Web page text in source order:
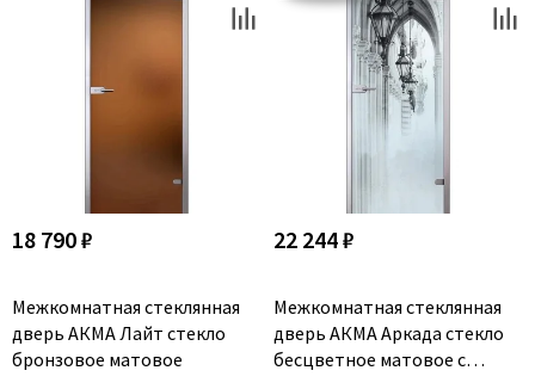
18 790 ₽
Межкомнатная стеклянная
дверь АКМА Лайт стекло
бронзовое матовое
22 244 ₽
Межкомнатная стеклянная
дверь АКМА Аркада стекло
беcцветное матовое с